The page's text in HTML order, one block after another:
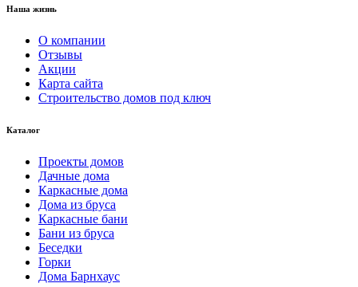
Наша жизнь
О компании
Отзывы
Акции
Карта сайта
Строительство домов под ключ
Каталог
Проекты домов
Дачные дома
Каркасные дома
Дома из бруса
Каркасные бани
Бани из бруса
Беседки
Горки
Дома Барнхаус